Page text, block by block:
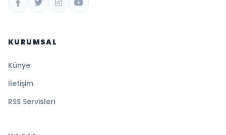
KURUMSAL
Künye
İletişim
RSS Servisleri